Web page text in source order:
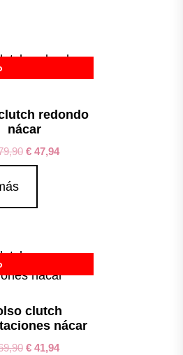
redondo
nácar
€47,94
clutch
nácar
€41,94